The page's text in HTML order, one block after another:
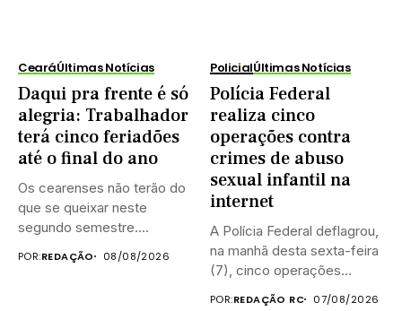
CearáÚltimas Notícias
Daqui pra frente é só
alegria: Trabalhador
terá cinco feriadões
até o final do ano
Os cearenses não terão do
que se queixar neste
segundo semestre.
POR:REDAÇÃO 08/08/2026
PolicialÚltimas Notícias
Polícia Federal
realiza cinco
operações contra
crimes de abuso
sexual infantil na
internet
A Polícia Federal deflagrou,
na manhã desta sexta-feira
(7), cinco operações
POR:REDAÇÃO RC 07/08/2026